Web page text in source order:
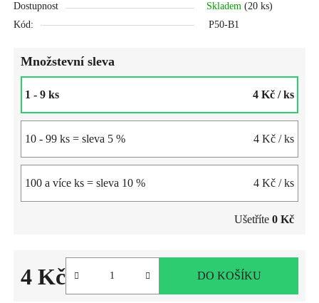
Dostupnost Skladem (20 ks)
Kód:
P50-B1
Množstevní sleva
1 - 9 ks 4 Kč / ks
10 - 99 ks = sleva 5 % 4 Kč / ks
100 a více ks = sleva 10 % 4 Kč / ks
Ušetříte0 Kč
4 Kč
Měrná cena:
DO KOŠÍKU